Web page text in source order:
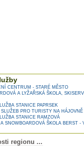
CENTRUM - STARÉ MĚSTO
A LYŽAŘSKÁ ŠKOLA,
STANICE PAPRSEK
PRO TURISTY NA HÁJOVNĚ
STANICE RAMZOVÁ
A SNOWBOARDOVÁ ŠKOLA BERST -
regionu ...